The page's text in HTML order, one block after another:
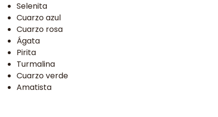
Selenita
Cuarzo azul
Cuarzo rosa
Ágata
Pirita
Turmalina
Cuarzo verde
Amatista